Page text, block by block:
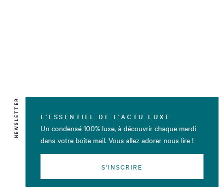
NEWSLETTER L’ESSENTIEL DE L’ACTU LUXE
Un condensé 100% luxe, à découvrir chaque mardi
dans votre boîte mail. Vous allez adorer nous lire !
S'INSCRIRE